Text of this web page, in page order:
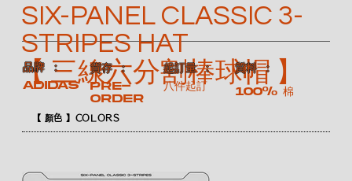
【 顏色 】COLORS
SIX-PANEL CLASSIC 3-
STRIPES HAT
【 三線六分割棒球帽 】
​品牌 ：
ADIDAS
​貨存 ：
Pre-
order
​起訂量 ：
八件起訂
​質料 ：
100% 棉